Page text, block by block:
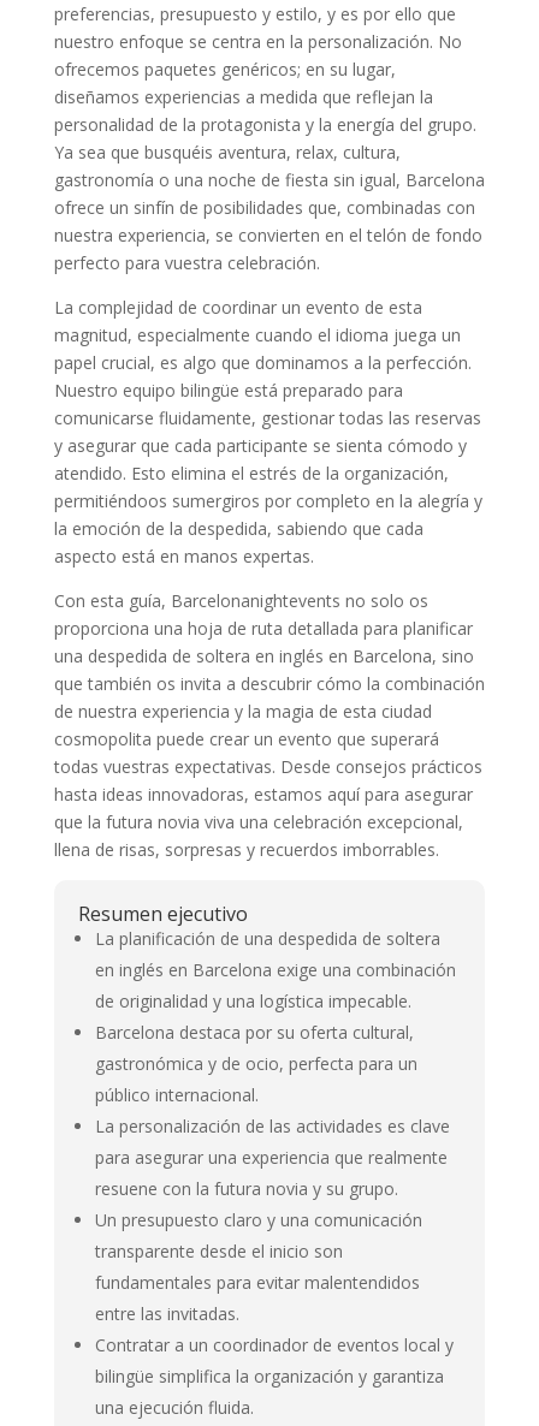
preferencias, presupuesto y estilo, y es por ello que
nuestro enfoque se centra en la personalización. No
ofrecemos paquetes genéricos; en su lugar,
diseñamos experiencias a medida que reflejan la
personalidad de la protagonista y la energía del grupo.
Ya sea que busquéis aventura, relax, cultura,
gastronomía o una noche de fiesta sin igual, Barcelona
ofrece un sinfín de posibilidades que, combinadas con
nuestra experiencia, se convierten en el telón de fondo
perfecto para vuestra celebración.
La complejidad de coordinar un evento de esta
magnitud, especialmente cuando el idioma juega un
papel crucial, es algo que dominamos a la perfección.
Nuestro equipo bilingüe está preparado para
comunicarse fluidamente, gestionar todas las reservas
y asegurar que cada participante se sienta cómodo y
atendido. Esto elimina el estrés de la organización,
permitiéndoos sumergiros por completo en la alegría y
la emoción de la despedida, sabiendo que cada
aspecto está en manos expertas.
Con esta guía, Barcelonanightevents no solo os
proporciona una hoja de ruta detallada para planificar
una despedida de soltera en inglés en Barcelona, sino
que también os invita a descubrir cómo la combinación
de nuestra experiencia y la magia de esta ciudad
cosmopolita puede crear un evento que superará
todas vuestras expectativas. Desde consejos prácticos
hasta ideas innovadoras, estamos aquí para asegurar
que la futura novia viva una celebración excepcional,
llena de risas, sorpresas y recuerdos imborrables.
Resumen ejecutivo
La planificación de una despedida de soltera
en inglés en Barcelona exige una combinación
de originalidad y una logística impecable.
Barcelona destaca por su oferta cultural,
gastronómica y de ocio, perfecta para un
público internacional.
La personalización de las actividades es clave
para asegurar una experiencia que realmente
resuene con la futura novia y su grupo.
Un presupuesto claro y una comunicación
transparente desde el inicio son
fundamentales para evitar malentendidos
entre las invitadas.
Contratar a un coordinador de eventos local y
bilingüe simplifica la organización y garantiza
una ejecución fluida.